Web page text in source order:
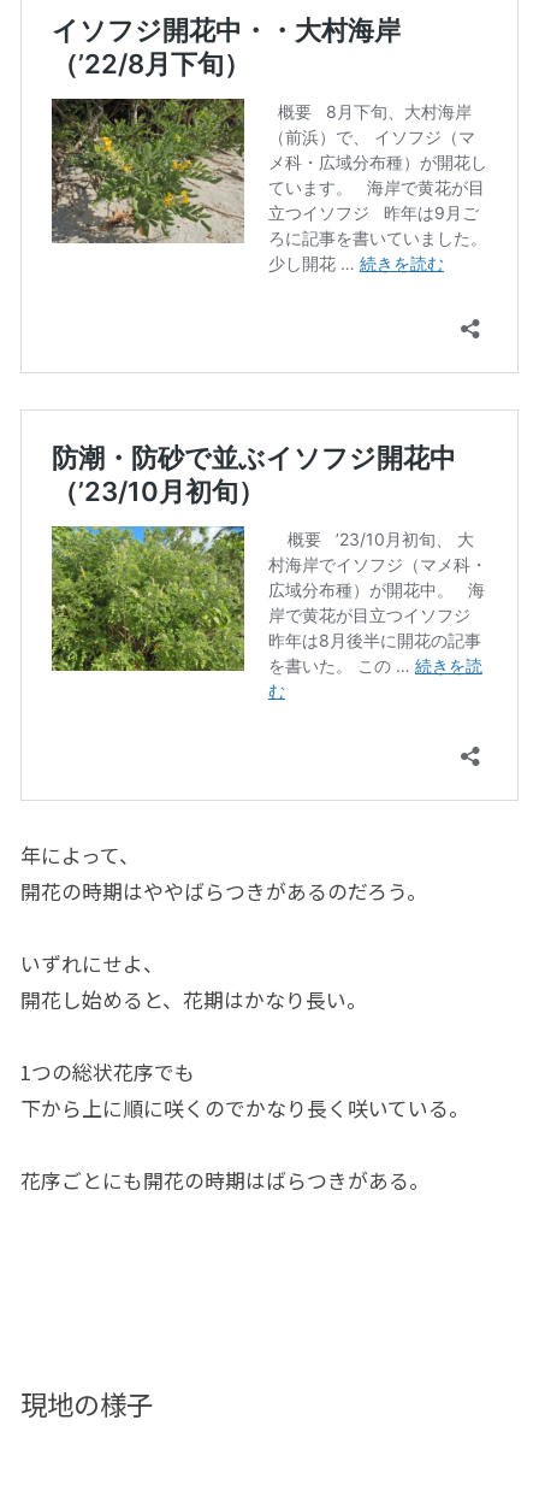
年によって、
開花の時期はややばらつきがあるのだろう。
いずれにせよ、
開花し始めると、花期はかなり長い。
1つの総状花序でも
下から上に順に咲くのでかなり長く咲いている。
花序ごとにも開花の時期はばらつきがある。
現地の様子